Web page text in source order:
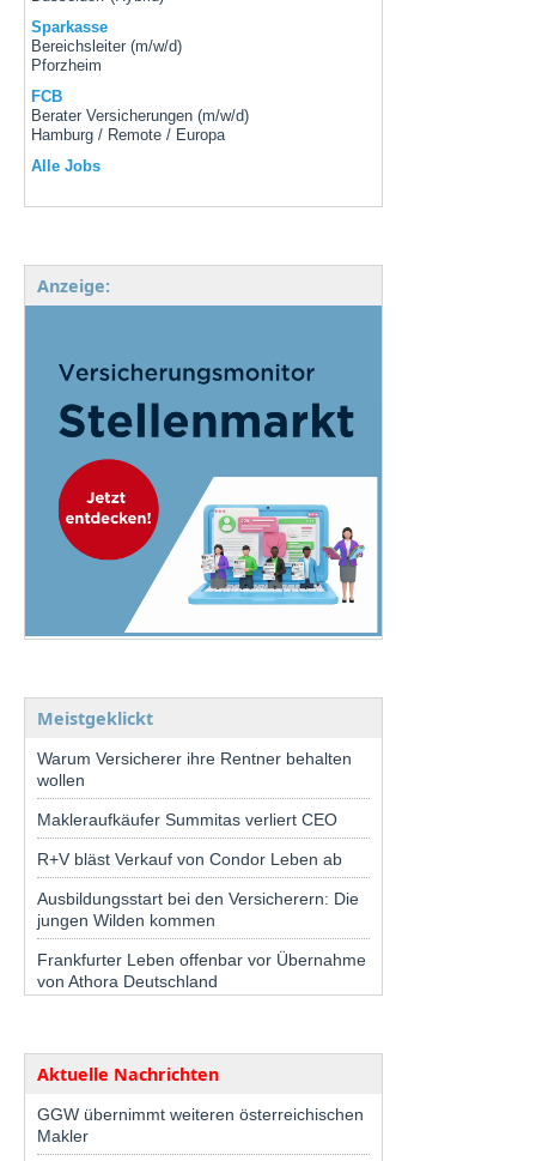
Sparkasse
Bereichsleiter (m/w/d)
Pforzheim
FCB
Berater Versicherungen (m/w/d)
Hamburg / Remote / Europa
Alle Jobs
Anzeige:
Meistgeklickt
Warum Versicherer ihre Rentner behalten
wollen
Makleraufkäufer Summitas verliert CEO
R+V bläst Verkauf von Condor Leben ab
Ausbildungsstart bei den Versicherern: Die
jungen Wilden kommen
Frankfurter Leben offenbar vor Übernahme
von Athora Deutschland
Aktuelle Nachrichten
GGW übernimmt weiteren österreichischen
Makler